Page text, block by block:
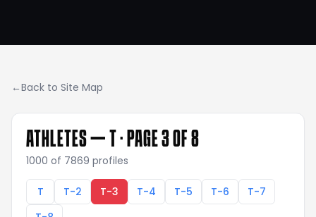
←Back to Site Map
ATHLETES — · PAGE 3 OF 8
1000 of 7869 profiles
T T-2 T-3 T-4 T-5 T-6
T-7